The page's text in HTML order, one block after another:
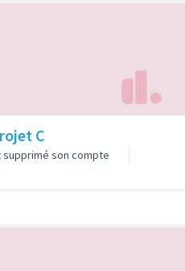
C
supprimé son compte